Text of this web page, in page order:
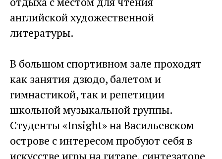
английской художественной
литературы.
В большом спортивном зале проходят
как занятия дзюдо, балетом и
гимнастикой, так и репетиции
школьной музыкальной группы.
Студенты «Insight» на Васильевском
острове с интересом пробуют себя в
искусстве игры на гитаре, синтезаторе